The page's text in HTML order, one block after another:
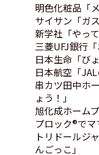
明色化粧品「
サイサン「ガ
新学社「やっ
三菱UFJ銀行
日本生命「び
日本航空「
串カツ田中ホ
ょう！」
旭化成ホーム
プロック®でマ
トリドールジ
んごっこ」